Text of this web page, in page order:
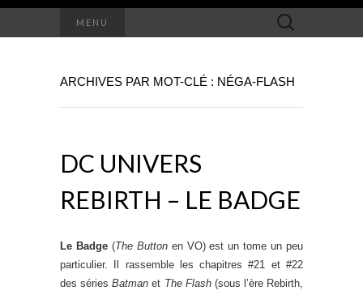
MENU Rechercher :
ARCHIVES PAR MOT-CLÉ : NÉGA-FLASH
DC UNIVERS
REBIRTH – LE BADGE
Le Badge(The Buttonen VO) est un tome un peu
particulier. Il rassemble les chapitres #21 et #22
des sériesBatman et The Flash(sous l’ère Rebirth,